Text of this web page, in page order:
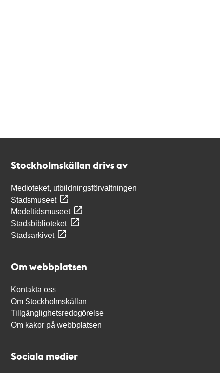
Stockholmskällan drivs av
Medioteket, utbildningsförvaltningen
Stadsmuseet
Medeltidsmuseet
Stadsbiblioteket
Stadsarkivet
Om webbplatsen
Kontakta oss
Om Stockholmskällan
Tillgänglighetsredogörelse
Om kakor på webbplatsen
Sociala medier